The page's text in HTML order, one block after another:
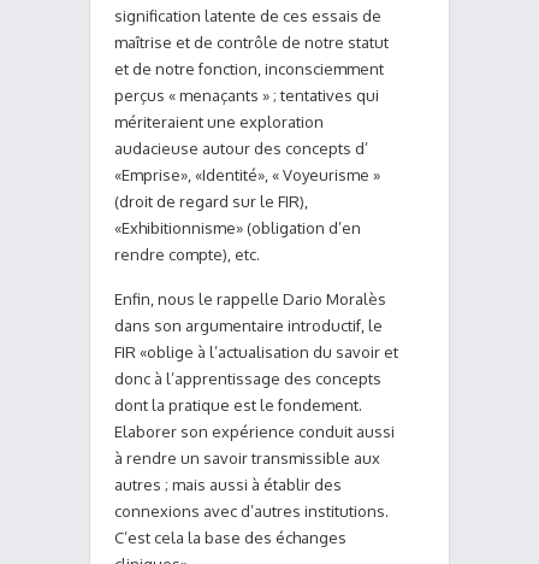
signification latente de ces essais de
maîtrise et de contrôle de notre statut
et de notre fonction, inconsciemment
perçus « menaçants » ; tentatives qui
mériteraient une exploration
audacieuse autour des concepts d’
«Emprise», «Identité», « Voyeurisme »
(droit de regard sur le FIR),
«Exhibitionnisme» (obligation d’en
rendre compte), etc.
Enfin, nous le rappelle Dario Moralès
dans son argumentaire introductif, le
FIR «oblige à l’actualisation du savoir et
donc à l’apprentissage des concepts
dont la pratique est le fondement.
Elaborer son expérience conduit aussi
à rendre un savoir transmissible aux
autres ; mais aussi à établir des
connexions avec d’autres institutions.
C’est cela la base des échanges